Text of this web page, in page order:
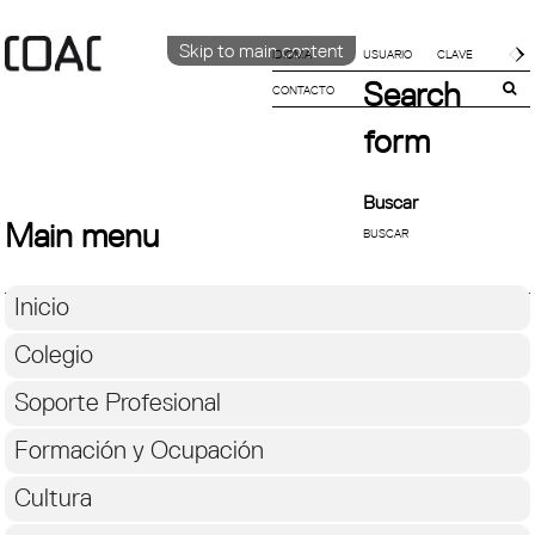
Skip to main content
IDIOMA
CATALÀ
CONTACTO
Search
form
Buscar
Main menu
Inicio
Colegio
Soporte Profesional
Formación y Ocupación
Cultura